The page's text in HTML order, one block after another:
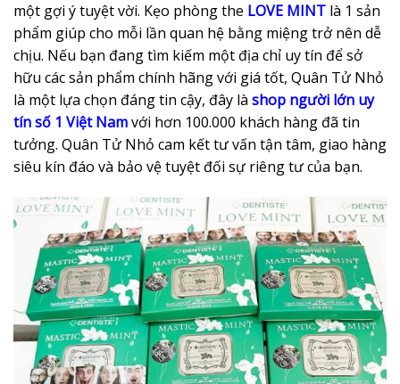
một gợi ý tuyệt vời. Kẹo phòng the LOVE MINT là 1 sản
phẩm giúp cho mỗi lần quan hệ bằng miệng trở nên dễ
chịu. Nếu bạn đang tìm kiếm một địa chỉ uy tín để sở
hữu các sản phẩm chính hãng với giá tốt, Quân Tử Nhỏ
là một lựa chọn đáng tin cậy, đây là shop người lớn uy
tín số 1 Việt Namvới hơn 100.000 khách hàng đã tin
tưởng. Quân Tử Nhỏ cam kết tư vấn tận tâm, giao hàng
siêu kín đáo và bảo vệ tuyệt đối sự riêng tư của bạn.